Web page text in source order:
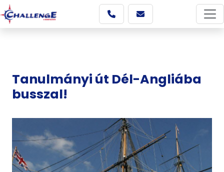
Tanulmányi út Dél-Angliába
busszal!